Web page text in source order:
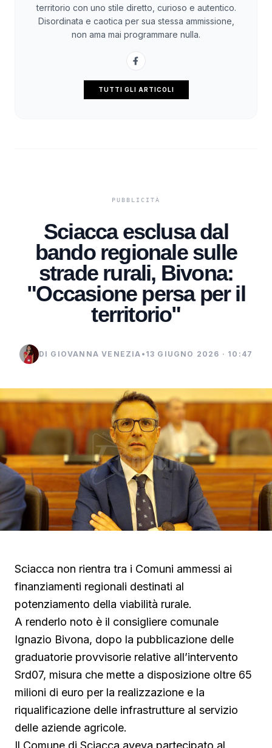
territorio con uno stile diretto, curioso e autentico.
Disordinata e caotica per sua stessa ammissione,
non ama mai programmare nulla.
TUTTI GLI ARTICOLI
Sciacca esclusa dal
bando regionale sulle
strade rurali, Bivona:
"Occasione persa per il
territorio"
DI GIOVANNA VENEZIA • 13 GIUGNO 2026 · 10:47
Sciacca non rientra tra i Comuni ammessi ai
finanziamenti regionali destinati al
potenziamento della viabilità rurale.
A renderlo noto è il consigliere comunale
Ignazio Bivona, dopo la pubblicazione delle
graduatorie provvisorie relative all’intervento
Srd07, misura che mette a disposizione oltre 65
milioni di euro per la realizzazione e la
riqualificazione delle infrastrutture al servizio
delle aziende agricole.